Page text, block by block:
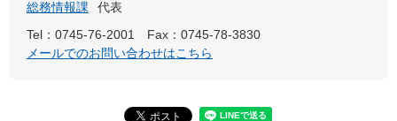
総務情報課
代表
Tel：0745-76-2001
Fax：0745-78-3830
メールでのお問い合わせはこちら